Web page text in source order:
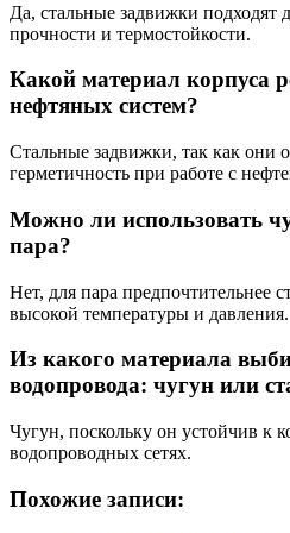
Да, стальные задвижки подходят
прочности и термостойкости.
Какой материал корпуса
нефтяных систем?
Стальные задвижки, так как они
герметичность при работе с
Можно ли использовать
пара?
Нет, для пара предпочтительнее
высокой температуры и давления.
Из какого материала
водопровода: чугун или
Чугун, поскольку он устойчив к
водопроводных сетях.
Похожие записи: